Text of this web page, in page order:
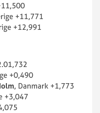
+11,771
+12,991
+0,490
, Danmark +1,773
+3,047